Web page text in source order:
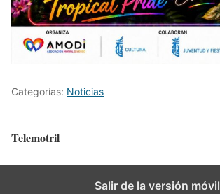
Categorías: Noticias
Telemotril
Salir de la versión móvil